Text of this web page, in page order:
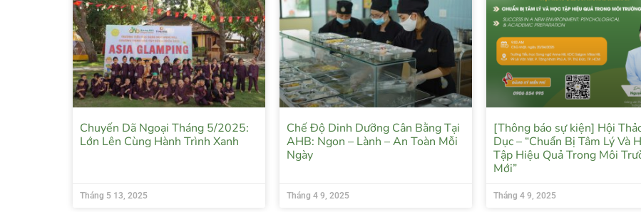
Chuyến Dã Ngoại Tháng 5/2025:
Lớn Lên Cùng Hành Trình Xanh
Tháng 5 13, 2025
Chế Độ Dinh Dưỡng Cân Bằng Tại
AHB: Ngon – Lành – An Toàn Mỗi
Ngày
Tháng 4 9, 2025
[Thông báo sự kiện] Hội
Dục – “Chuẩn Bị Tâm Lý Và
Tập Hiệu Quả Trong Môi
Mới”
Tháng 4 9, 2025